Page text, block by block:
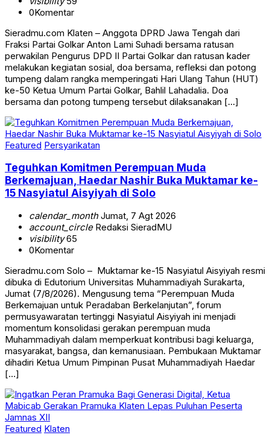
0Komentar
Sieradmu.com Klaten – Anggota DPRD Jawa Tengah dari
Fraksi Partai Golkar Anton Lami Suhadi bersama ratusan
perwakilan Pengurus DPD II Partai Golkar dan ratusan kader
melakukan kegiatan sosial, doa bersama, refleksi dan potong
tumpeng dalam rangka memperingati Hari Ulang Tahun (HUT)
ke-50 Ketua Umum Partai Golkar, Bahlil Lahadalia. Doa
bersama dan potong tumpeng tersebut dilaksanakan […]
Featured Persyarikatan
Teguhkan Komitmen Perempuan Muda
Berkemajuan, Haedar Nashir Buka Muktamar ke-
15 Nasyiatul Aisyiyah di Solo
calendar_monthJumat, 7 Agt 2026
account_circleRedaksi SieradMU
visibility65
0Komentar
Sieradmu.com Solo – Muktamar ke-15 Nasyiatul Aisyiyah resmi
dibuka di Edutorium Universitas Muhammadiyah Surakarta,
Jumat (7/8/2026). Mengusung tema “Perempuan Muda
Berkemajuan untuk Peradaban Berkelanjutan”, forum
permusyawaratan tertinggi Nasyiatul Aisyiyah ini menjadi
momentum konsolidasi gerakan perempuan muda
Muhammadiyah dalam memperkuat kontribusi bagi keluarga,
masyarakat, bangsa, dan kemanusiaan. Pembukaan Muktamar
dihadiri Ketua Umum Pimpinan Pusat Muhammadiyah Haedar
[…]
Featured Klaten